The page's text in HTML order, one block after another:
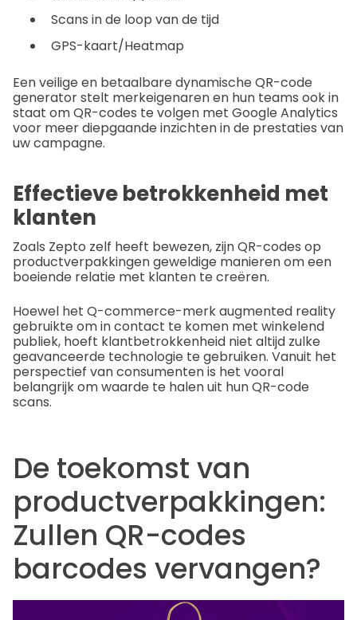
Scans in de loop van de tijd
GPS-kaart/Heatmap
Een veilige en betaalbare dynamische QR-code
generator stelt merkeigenaren en hun teams ook in
staat om QR-codes te volgen met Google Analytics
voor meer diepgaande inzichten in de prestaties van
uw campagne.
Effectieve betrokkenheid met
klanten
Zoals Zepto zelf heeft bewezen, zijn QR-codes op
productverpakkingen geweldige manieren om een
boeiende relatie met klanten te creëren.
Hoewel het Q-commerce-merk augmented reality
gebruikte om in contact te komen met winkelend
publiek, hoeft klantbetrokkenheid niet altijd zulke
geavanceerde technologie te gebruiken. Vanuit het
perspectief van consumenten is het vooral
belangrijk om waarde te halen uit hun QR-code
scans.
De toekomst van
productverpakkingen:
Zullen QR-codes
barcodes vervangen?